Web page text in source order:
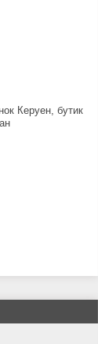
Керуен, бутик